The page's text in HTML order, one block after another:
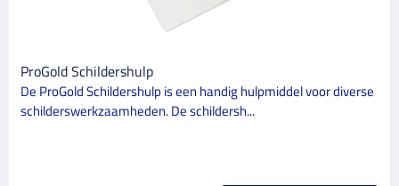
ProGold Schildershulp
De ProGold Schildershulp is een handig hulpmiddel voor diverse
schilderswerkzaamheden. De schildersh...